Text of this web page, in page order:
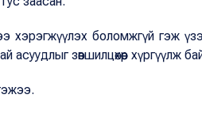
боломжгүй гэж үзэж
зөвшилцөхөөр хүргүүлж